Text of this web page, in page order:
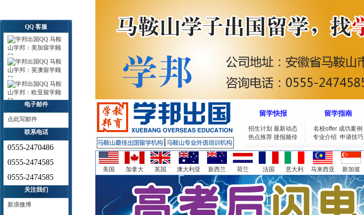
留学快报 留学指南
招生计划 最新动态
热点推荐 捷报频传
名校offer 成功案例
专业介绍 申请技巧
美国 加拿大 英国 澳大利亚 新西兰 荷兰 法国 意大利 马来西亚 新加坡
QQ 客服
马鞍
山学邦：美加留学顾
问
马鞍
山学邦：英澳留学顾
问
马鞍
山学邦：欧亚留学顾
问
电子邮件
点此写邮件
联系电话
0555-2470486
0555-2474585
0555-2474585
关注我们
新浪微博